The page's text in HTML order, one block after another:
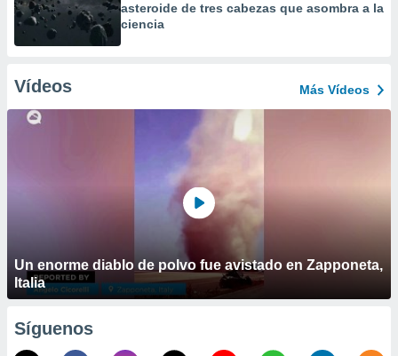
asteroide de tres cabezas que asombra a la
ciencia
Vídeos Más Vídeos
Un enorme diablo de polvo fue avistado en Zapponeta,
Italia
Síguenos